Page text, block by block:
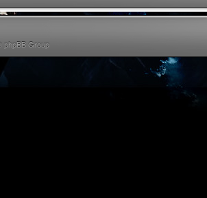
phpBB Group